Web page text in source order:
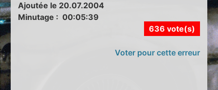
Ajoutée le 20.07.2004
Minutage : 00:05:39
636 vote(s)
Voter pour cette erreur